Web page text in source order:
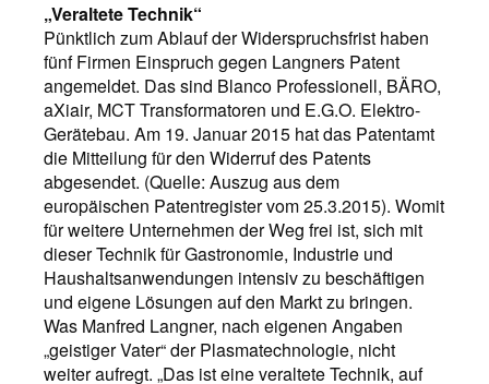
„Veraltete Technik“
Pünktlich zum Ablauf der Widerspruchsfrist haben
fünf Firmen Einspruch gegen Langners Patent
angemeldet. Das sind Blanco Professionell, BÄRO,
aXiair, MCT Transformatoren und E.G.O. Elektro-
Gerätebau. Am 19. Januar 2015 hat das Patentamt
die Mitteilung für den Widerruf des Patents
abgesendet. (Quelle: Auszug aus dem
europäischen Patentregister vom 25.3.2015). Womit
für weitere Unternehmen der Weg frei ist, sich mit
dieser Technik für Gastronomie, Industrie und
Haushaltsanwendungen intensiv zu beschäftigen
und eigene Lösungen auf den Markt zu bringen.
Was Manfred Langner, nach eigenen Angaben
„geistiger Vater“ der Plasmatechnologie, nicht
weiter aufregt. „Das ist eine veraltete Technik, auf